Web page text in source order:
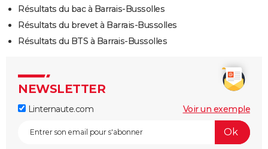
Résultats du bac à Barrais-Bussolles
Résultats du brevet à Barrais-Bussolles
Résultats du BTS à Barrais-Bussolles
NEWSLETTER
Linternaute.com Voir un exemple